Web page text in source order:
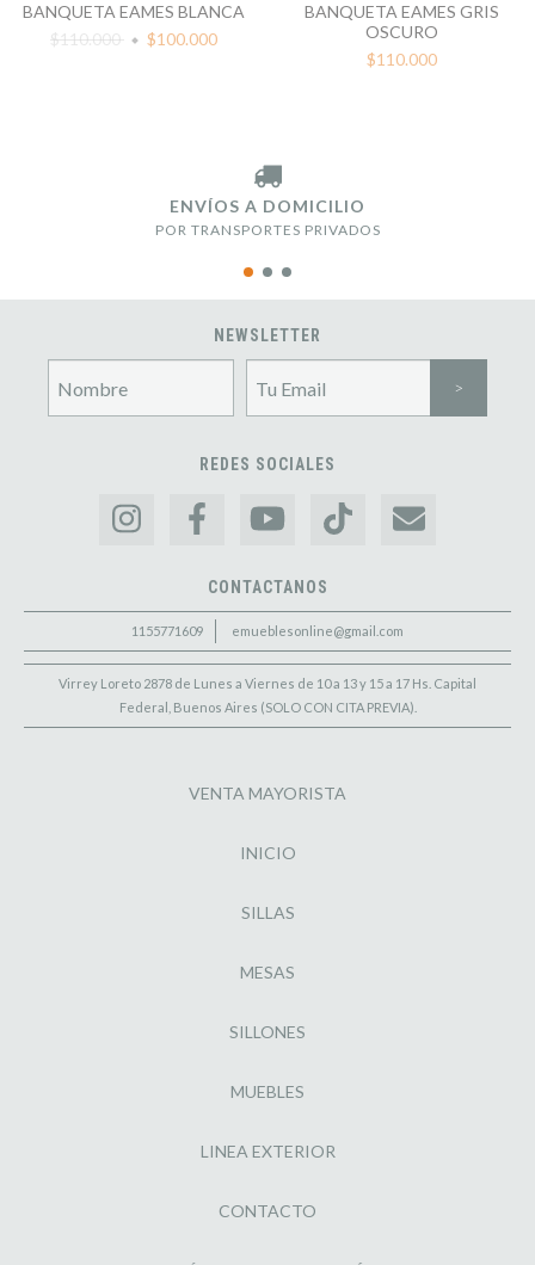
BANQUETA EAMES BLANCA
$110.000
$100.000
BANQUETA EAMES GRIS
OSCURO
$110.000
ENVÍOS A DOMICILIO
POR TRANSPORTES PRIVADOS
NEWSLETTER
REDES SOCIALES
CONTACTANOS
1155771609 emueblesonline@gmail.com
Virrey Loreto 2878 de Lunes a Viernes de 10 a 13 y 15 a 17 Hs. Capital
Federal, Buenos Aires (SOLO CON CITA PREVIA).
VENTA MAYORISTA
INICIO
SILLAS
MESAS
SILLONES
MUEBLES
LINEA EXTERIOR
CONTACTO